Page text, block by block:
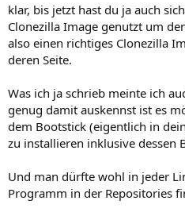
klar, bis jetzt hast du ja auch
Clonezilla Image genutzt um
also einen richtiges Clonezilla
deren Seite.
Was ich ja schrieb meinte ich
genug damit auskennst ist es
dem Bootstick (eigentlich in
zu installieren inklusive dessen
Und man dürfte wohl in jeder
Programm in der Repositories